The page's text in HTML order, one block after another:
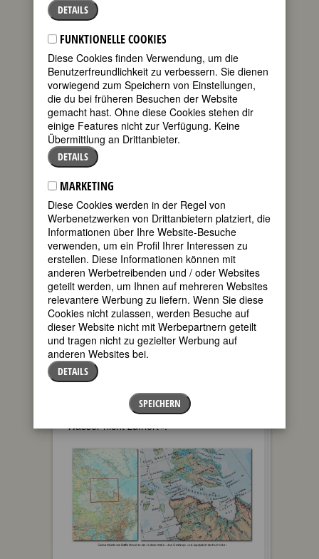
Kenojuak Ashevak ist die am meisten
Karriere umfasst mehr als 50 Jahre, von
der ersten Veröffentlichung 1959 bis zu
ihrem Tod 2013 im Alter von 85 Jahren.
Ihr Werk umfasst mehr als 300 Druck-
Editionen, sie hinterlässt ein Archiv mit
weit über 1000 Originalzeichnungen.
Ihre Biografie ist ein Spiegel für die
Dramatik und den grundlegenden, oft
erzwungenen Wandel des Lebens der
Menschen von der traditionellen Inuit-
Kultur zur westlichen Lebensform des
20. Und 21. Jahrhunderts.
DIE ANFÄNGE
1927 wurde Kenojuak im Inuit-Camp
Ikirasaq in der Nähe von Cape
Dorset/heute Kinngait (»hoher Berg«)
auf Baffin Island geboren. Die
Südwestküste von Baffin Island mit ihren
vorgelagerten Inseln ist seit
Jahrtausenden Siedlungs- und
Jagdgebiet der Inuit-Völker. Sogar in
härtesten Wintern verhindert der
Hudson-Strom das vollständige
Zufrieren des Meeres, so dass hier
Meeressäuger gejagt werden können.
»Sikusiilaq« heißt das Gebiet auf
Inuktitut, der Sprache der Inuit: »Wo das
Wasser nicht zufriert«.
DETAILS
FUNKTIONELLE COOKIES
Diese Cookies finden Verwendung, um die
Benutzerfreundlichkeit zu verbessern. Sie dienen
vorwiegend zum Speichern von Einstellungen,
die du bei früheren Besuchen der Website
gemacht hast. Ohne diese Cookies stehen dir
einige Features nicht zur Verfügung. Keine
Übermittlung an Drittanbieter.
DETAILS
MARKETING
Diese Cookies werden in der Regel von
Werbenetzwerken von Drittanbietern platziert, die
Informationen über Ihre Website-Besuche
verwenden, um ein Profil Ihrer Interessen zu
erstellen. Diese Informationen können mit
anderen Werbetreibenden und / oder Websites
geteilt werden, um Ihnen auf mehreren Websites
relevantere Werbung zu liefern. Wenn Sie diese
Cookies nicht zulassen, werden Besuche auf
dieser Website nicht mit Werbepartnern geteilt
und tragen nicht zu gezielter Werbung auf
anderen Websites bei.
DETAILS
SPEICHERN